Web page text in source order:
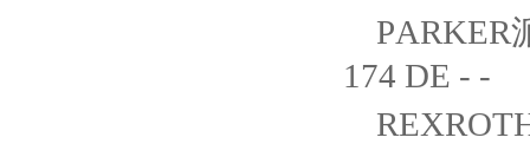
PARKER
174 DE - -